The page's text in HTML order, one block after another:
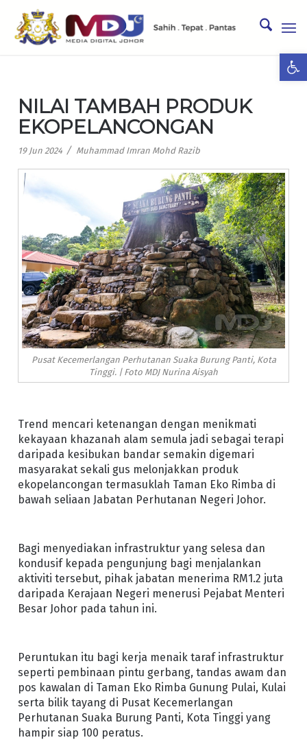
NILAI TAMBAH PRODUK
EKOPELANCONGAN
19 Jun 2024 / Muhammad Imran Mohd Razib
Pusat Kecemerlangan Perhutanan Suaka Burung Panti, Kota
Tinggi. | Foto MDJ Nurina Aisyah
Trend mencari ketenangan dengan menikmati
kekayaan khazanah alam semula jadi sebagai terapi
daripada kesibukan bandar semakin digemari
masyarakat sekali gus melonjakkan produk
ekopelancongan termasuklah Taman Eko Rimba di
bawah seliaan Jabatan Perhutanan Negeri Johor.
Bagi menyediakan infrastruktur yang selesa dan
kondusif kepada pengunjung bagi menjalankan
aktiviti tersebut, pihak jabatan menerima RM1.2 juta
daripada Kerajaan Negeri menerusi Pejabat Menteri
Besar Johor pada tahun ini.
Peruntukan itu bagi kerja menaik taraf infrastruktur
seperti pembinaan pintu gerbang, tandas awam dan
pos kawalan di Taman Eko Rimba Gunung Pulai, Kulai
serta bilik tayang di Pusat Kecemerlangan
Perhutanan Suaka Burung Panti, Kota Tinggi yang
hampir siap 100 peratus.